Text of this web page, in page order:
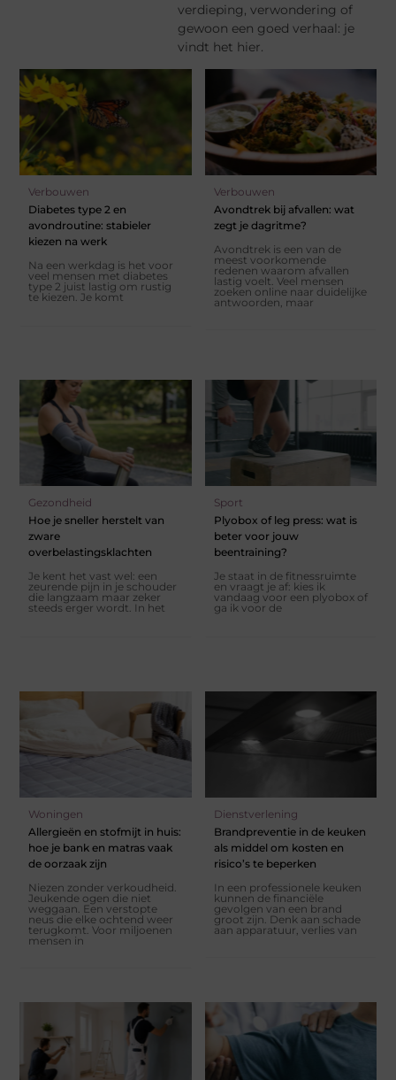
verdieping, verwondering of
gewoon een goed verhaal: je
vindt het hier.
Verbouwen
Diabetes type 2 en
avondroutine: stabieler
kiezen na werk
Na een werkdag is het voor
veel mensen met diabetes
type 2 juist lastig om rustig
te kiezen. Je komt
Verbouwen
Avondtrek bij afvallen: wat
zegt je dagritme?
Avondtrek is een van de
meest voorkomende
redenen waarom afvallen
lastig voelt. Veel mensen
zoeken online naar duidelijke
antwoorden, maar
Gezondheid
Hoe je sneller herstelt van
zware
overbelastingsklachten
Je kent het vast wel: een
zeurende pijn in je schouder
die langzaam maar zeker
steeds erger wordt. In het
Sport
Plyobox of leg press: wat is
beter voor jouw
beentraining?
Je staat in de fitnessruimte
en vraagt je af: kies ik
vandaag voor een plyobox of
ga ik voor de
Woningen
Allergieën en stofmijt in huis:
hoe je bank en matras vaak
de oorzaak zijn
Niezen zonder verkoudheid.
Jeukende ogen die niet
weggaan. Een verstopte
neus die elke ochtend weer
terugkomt. Voor miljoenen
mensen in
Dienstverlening
Brandpreventie in de keuken
als middel om kosten en
risico’s te beperken
In een professionele keuken
kunnen de financiële
gevolgen van een brand
groot zijn. Denk aan schade
aan apparatuur, verlies van